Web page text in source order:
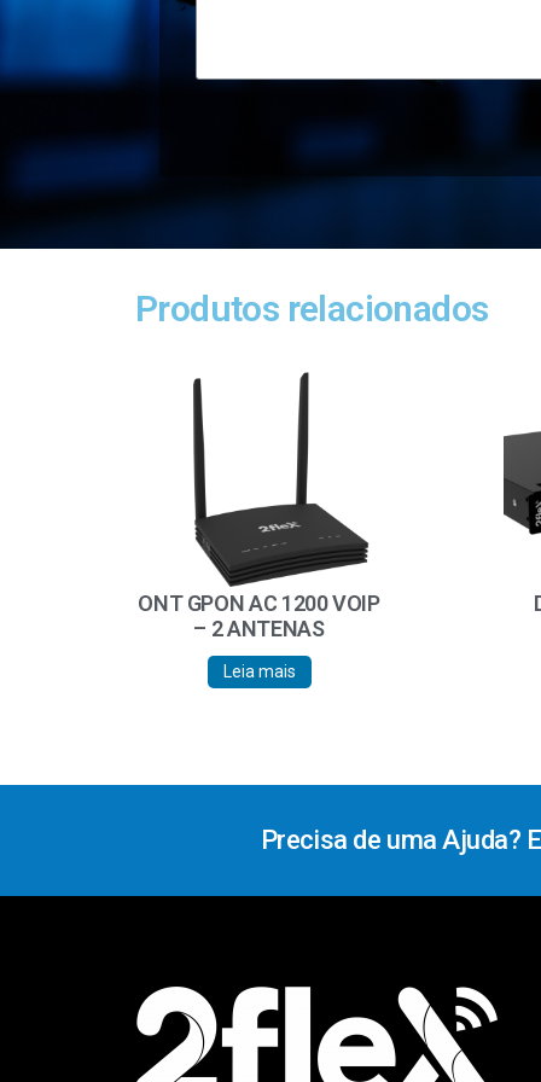
Produtos relacionados
ONT GPON AC 1200 VOIP
– 2 ANTENAS
Leia mais
Precisa de uma Ajuda?